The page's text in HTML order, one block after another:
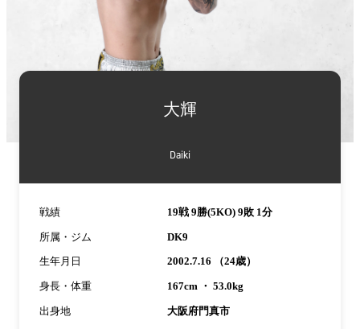
大輝
Daiki
戦績 19戦 9勝(5KO) 9敗 1分
所属・ジム DK9
生年月日 2002.7.16 （24歳）
身長・体重 167cm ・ 53.0kg
出身地 大阪府門真市